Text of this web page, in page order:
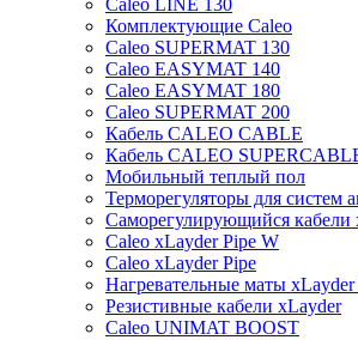
Caleo LINE 130
Комплектующие Caleo
Caleo SUPERMAT 130
Caleo EASYMAT 140
Caleo EASYMAT 180
Caleo SUPERMAT 200
Кабель CALEO CABLE
Кабель CALEO
Мобильный теплый пол
Терморегуляторы для систем
Саморегулирующийся кабели
Caleo xLayder Pipe W
Caleo xLayder Pipe
Нагревательные маты xLayder
Резистивные кабели xLayder
Caleo UNIMAT BOOST